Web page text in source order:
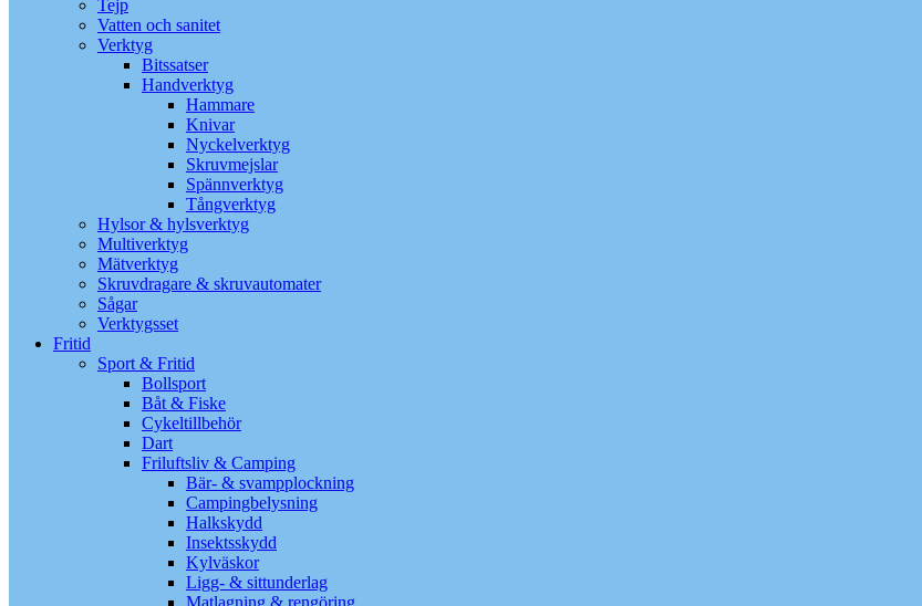
Tejp
Vatten och sanitet
Verktyg
Bitssatser
Handverktyg
Hammare
Knivar
Nyckelverktyg
Skruvmejslar
Spännverktyg
Tångverktyg
Hylsor & hylsverktyg
Multiverktyg
Mätverktyg
Skruvdragare & skruvautomater
Sågar
Verktygsset
Fritid
Sport & Fritid
Bollsport
Båt & Fiske
Cykeltillbehör
Dart
Friluftsliv & Camping
Bär- & svampplockning
Campingbelysning
Halkskydd
Insektsskydd
Kylväskor
Ligg- & sittunderlag
Matlagning & rengöring